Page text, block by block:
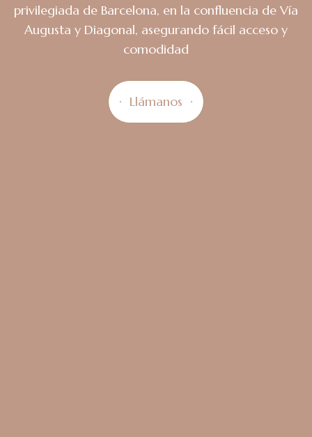
privilegiada de Barcelona, en la confluencia de Vía
Augusta y Diagonal, asegurando fácil acceso y
comodidad
Llámanos